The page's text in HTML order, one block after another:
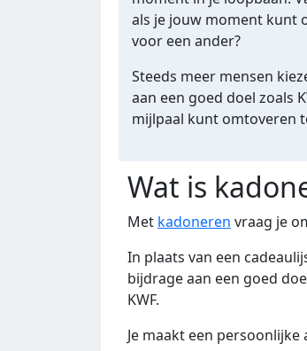
als je jouw moment kunt
voor een ander?
Steeds meer mensen
aan een goed doel zoals
mijlpaal kunt omtoveren
Wat is
Met kadoneren vraag je
In plaats van een
bijdrage aan een goed
KWF.
Je maakt een